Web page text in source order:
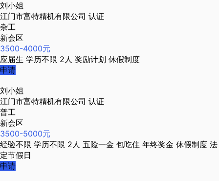
刘小姐
江门市富特精机有限公司 认证
杂工
新会区
3500-4000元
应届生 学历不限 2人 奖励计划 休假制度
申请
刘小姐
江门市富特精机有限公司 认证
普工
新会区
3500-5000元
经验不限 学历不限 2人 五险一金 包吃住 年终奖金 休假制度 法
定节假日
申请